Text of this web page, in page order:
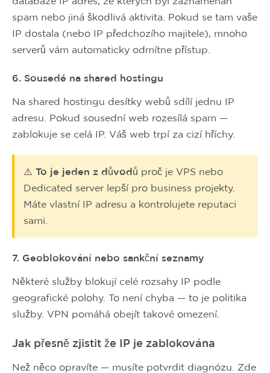
spam nebo jiná škodlivá aktivita. Pokud se tam vaše
IP dostala (nebo IP předchozího majitele), mnoho
serverů vám automaticky odmítne přístup.
6. Sousedé na shared hostingu
Na shared hostingu desítky webů sdílí jednu IP
adresu. Pokud sousední web rozesílá spam —
zablokuje se celá IP. Váš web trpí za cizí hříchy.
⚠️ To je jeden z důvodů proč je VPS nebo
Dedicated server lepší pro business projekty.
Máte vlastní IP adresu a kontrolujete reputaci
sami.
7. Geoblokování nebo sankční seznamy
Některé služby blokují celé rozsahy IP podle
geografické polohy. To není chyba — to je politika
služby. VPN pomáhá obejít takové omezení.
Jak přesně zjistit že IP je zablokována
Než něco opravíte — musíte potvrdit diagnózu. Zde